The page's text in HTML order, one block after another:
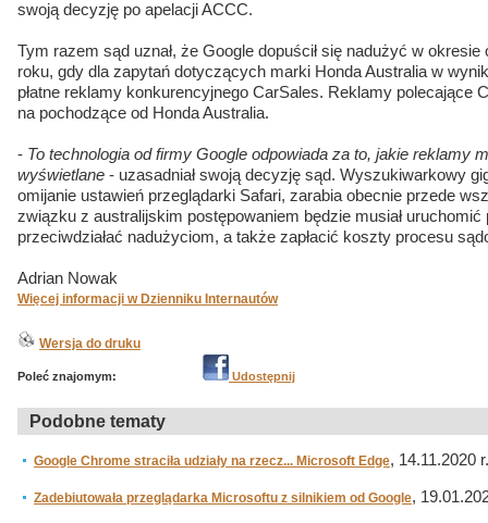
swoją decyzję po apelacji ACCC.
Tym razem sąd uznał, że Google dopuścił się nadużyć w
roku, gdy dla zapytań dotyczących marki Honda Australia w
płatne reklamy konkurencyjnego CarSales. Reklamy polecające
na pochodzące od Honda Australia.
- To technologia od firmy Google odpowiada za to, jakie reklamy
wyświetlane - uzasadniał swoją decyzję sąd. Wyszukiwarkowy
omijanie ustawień przeglądarki Safari, zarabia obecnie przede
związku z australijskim postępowaniem będzie musiał
przeciwdziałać nadużyciom, a także zapłacić koszty procesu
Adrian Nowak
Więcej informacji w Dzienniku Internautów
Wersja do druku
Poleć znajomym: Udostępnij
Podobne tematy
Google Chrome straciła udziały na rzecz... Microsoft Edge, 14.11.2020 r.
Zadebiutowała przeglądarka Microsoftu z silnikiem od Google,